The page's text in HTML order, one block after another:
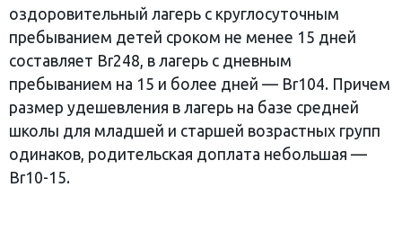
оздоровительный лагерь с круглосуточным
пребыванием детей сроком не менее 15 дней
составляет Br248, в лагерь с дневным
пребыванием на 15 и более дней — Br104. Причем
размер удешевления в лагерь на базе средней
школы для младшей и старшей возрастных групп
одинаков, родительская доплата небольшая —
Br10-15.